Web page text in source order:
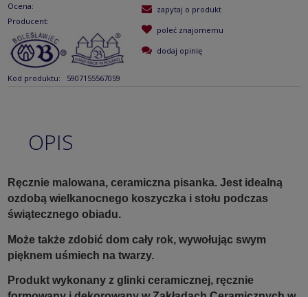
Ocena:
Producent:
Kod produktu: 5907155567059
zapytaj o produkt
poleć znajomemu
dodaj opinię
OPIS
Ręcznie malowana, ceramiczna pisanka. Jest idealną
ozdobą wielkanocnego koszyczka i stołu podczas
świątecznego obiadu.
Może także zdobić dom cały rok, wywołując swym
pięknem uśmiech na twarzy.
Produkt wykonany z glinki ceramicznej, ręcznie